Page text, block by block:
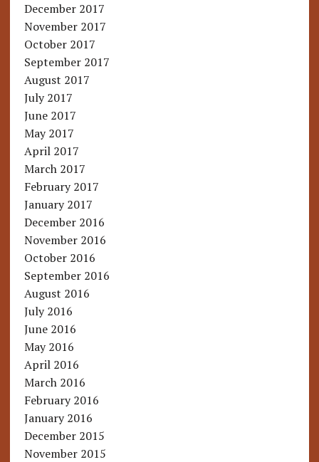
December 2017
November 2017
October 2017
September 2017
August 2017
July 2017
June 2017
May 2017
April 2017
March 2017
February 2017
January 2017
December 2016
November 2016
October 2016
September 2016
August 2016
July 2016
June 2016
May 2016
April 2016
March 2016
February 2016
January 2016
December 2015
November 2015